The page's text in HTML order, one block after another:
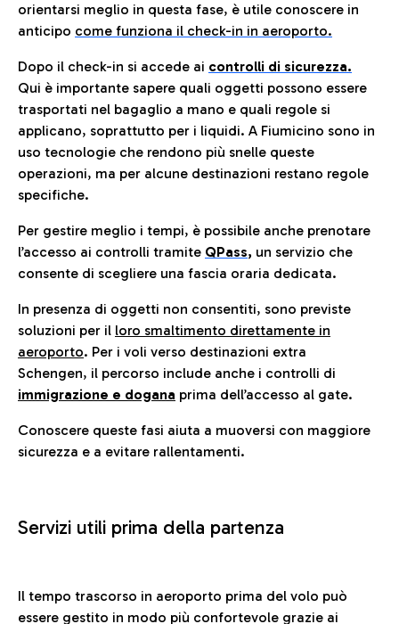
orientarsi meglio in questa fase, è utile conoscere in
anticipo come funziona il check-in in aeroporto.
Dopo il check-in si accede ai controlli di sicurezza.
Qui è importante sapere quali oggetti possono essere
trasportati nel bagaglio a mano e quali regole si
applicano, soprattutto per i liquidi. A Fiumicino sono in
uso tecnologie che rendono più snelle queste
operazioni, ma per alcune destinazioni restano regole
specifiche.
Per gestire meglio i tempi, è possibile anche prenotare
l’accesso ai controlli tramite QPass, un servizio che
consente di scegliere una fascia oraria dedicata.
In presenza di oggetti non consentiti, sono previste
soluzioni per il loro smaltimento direttamente in
aeroporto. Per i voli verso destinazioni extra
Schengen, il percorso include anche i controlli di
immigrazione e dogana prima dell’accesso al gate.
Conoscere queste fasi aiuta a muoversi con maggiore
sicurezza e a evitare rallentamenti.
Servizi utili prima della partenza
Il tempo trascorso in aeroporto prima del volo può
essere gestito in modo più confortevole grazie ai